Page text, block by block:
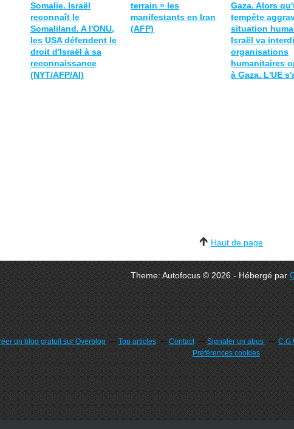
Somalie. Israël
reconnaît le
Somaliland. A l'ONU,
les USA défendent le
droit d'Israël à sa
reconnaissance
(NYT/AFP/AI)
terrain » les
manifestants en Iran
(AFP)
Gaza. Alors
tempête
situation
Israël va
organisations
humanitaires
à Gaza. L'UE
Haut de page
Theme: Autofocus © 2026 - Hébergé par
un blog gratuit sur Overblog Top articles Contact Signaler un abus
Préférences cookies